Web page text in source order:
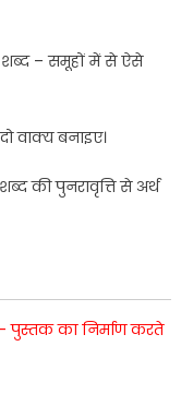
शब्द –समूहोंमेंसेऐसे
दोवाक्यबनाइए।
शब्दकीपुनरावृत्ति से अर्थ
पुस्तककानिर्माणकरते